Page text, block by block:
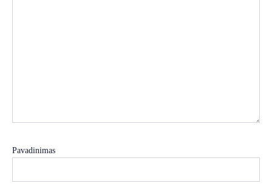
Pavadinimas